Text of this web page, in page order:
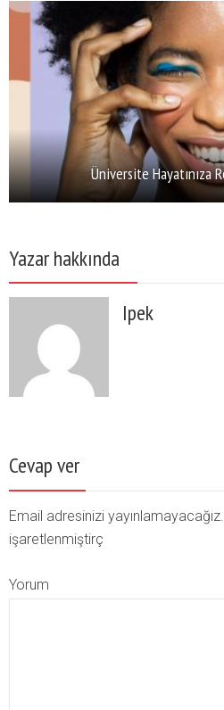
Üniversite Hayatınıza
Yazar hakkında
Ipek
Cevap ver
Email adresinizi
işaretlenmiştirç
Yorum